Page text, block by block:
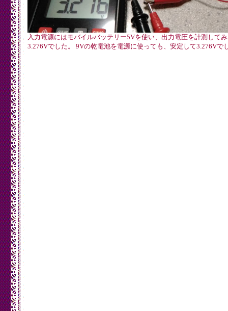
入力電源にはモバイルバッテリー5Vを使い、出力電圧を計測して
3.276Vでした。 9Vの乾電池を電源に使っても、安定して3.276Vで